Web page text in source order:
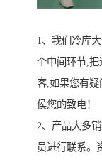
1、我们冷库
个中间环节,
客,如果您有
侯您的致电！
2、产品大多
员进行联系。